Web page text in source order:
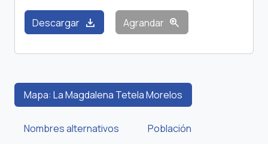
Descargar download Agrandar zoom_in
Mapa: La Magdalena Tetela Morelos
Nombres alternativos Población